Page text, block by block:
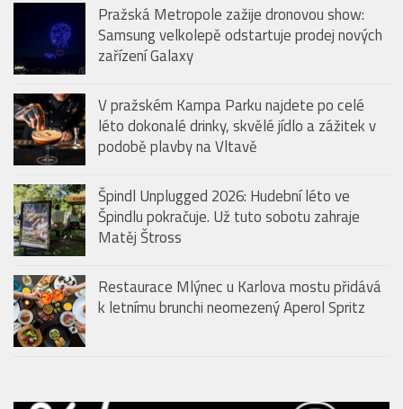
Pražská Metropole zažije dronovou show:
Samsung velkolepě odstartuje prodej nových
zařízení Galaxy
V pražském Kampa Parku najdete po celé
léto dokonalé drinky, skvělé jídlo a zážitek v
podobě plavby na Vltavě
Špindl Unplugged 2026: Hudební léto ve
Špindlu pokračuje. Už tuto sobotu zahraje
Matěj Štross
Restaurace Mlýnec u Karlova mostu přidává
k letnímu brunchi neomezený Aperol Spritz